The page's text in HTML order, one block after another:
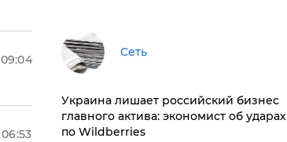
09:04
06:53
Сеть
​Украина лишает российский бизнес
главного актива: экономист об ударах
по Wildberries